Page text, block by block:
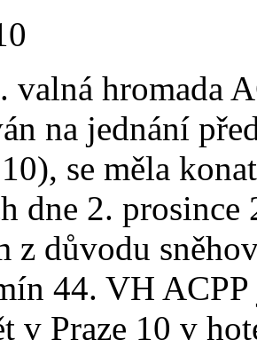
valná hromada
na jednání
se měla
dne 2. prosince
z důvodu
44. VH ACPP
v Praze 10 v